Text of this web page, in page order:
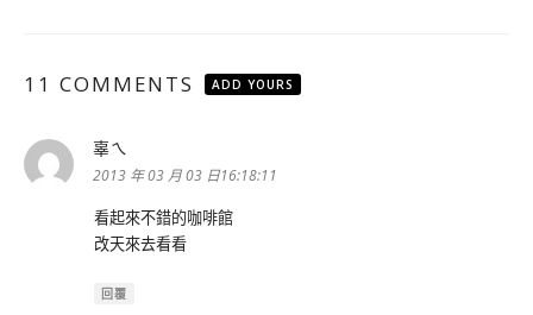
11 COMMENTS ADD YOURS
辜ㄟ
示:
2013 年 03 月 03 日16:18:11
看起來不錯的咖啡館
改天來去看看
回覆